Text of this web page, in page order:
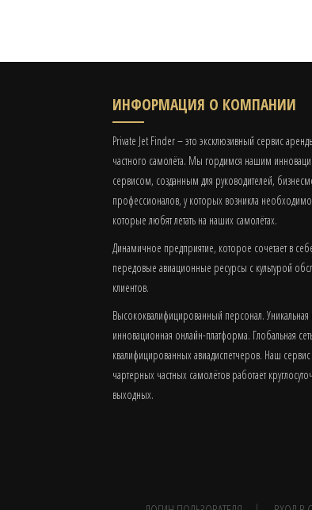
ИНФОРМАЦИЯ О КОМПАНИИ
Private Jet Finder – это эксклюзивный сервис
частного самолёта. Мы гордимся нашим
сервисом, созданным для руководителей,
профессионалов, у которых возникла
которые любят летать на наших самолётах.
Динамичное предприятие, которое сочетает в
передовые авиационные ресурсы с культурой
клиентов.
Высококвалифицированный персонал. Уникальная
инновационная онлайн-платформа. Глобальная
квалифицированных авиадиспетчеров. Наш сервис
чартерных частных самолётов работает
выходных.